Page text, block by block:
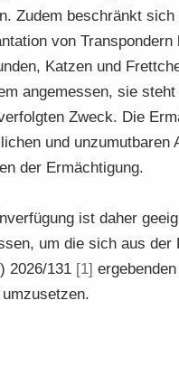
Zudem be­schränkt
von Trans­pon­dern
Kat­zen und
an­ge­mes­sen, sie
Zweck. Die
und un­zu­mut­ba­ren
der Er­mäch­ti­gung.
ist daher
um die sich aus
2026/131 [1]